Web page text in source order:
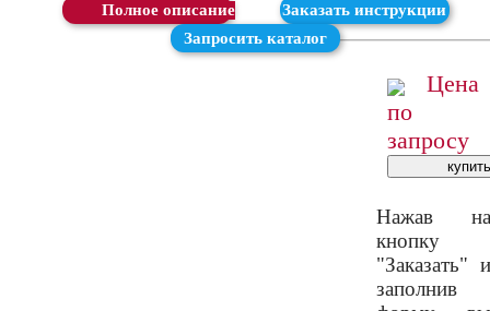
Скачать
Заказать инструкции
Запросить каталог
Цена
по
запросу
Нажав на
кнопку
"Заказать" и
заполнив